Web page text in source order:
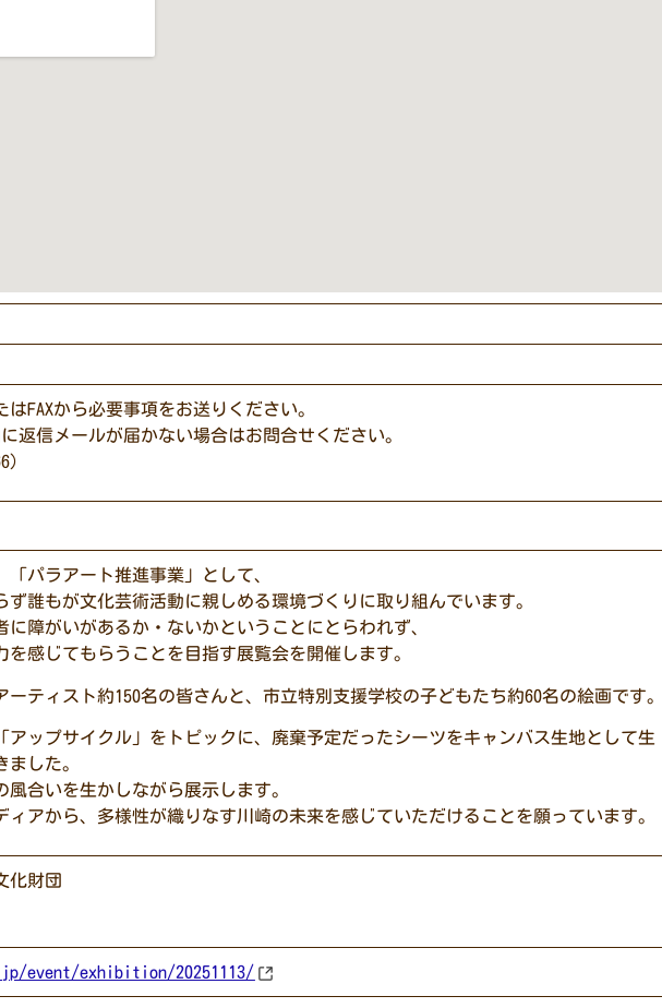
FAXから必要事項をお送りください。
返信メールが届かない場合はお問合せください。
「パラアート推進事業」として、
ず誰もが文化芸術活動に親しめる環境づくりに取り組んでいます。
に障がいがあるか・ないかということにとらわれず、
を感じてもらうことを目指す展覧会を開催します。
ーティスト約150名の皆さんと、市立特別支援学校の子どもたち約60名の絵画です。
アップサイクル」をトピックに、廃棄予定だったシーツをキャンバス生地として生
ました。
風合いを生かしながら展示します。
ィアから、多様性が織りなす川崎の未来を感じていただけることを願っています。
化財団
event/exhibition/20251113/